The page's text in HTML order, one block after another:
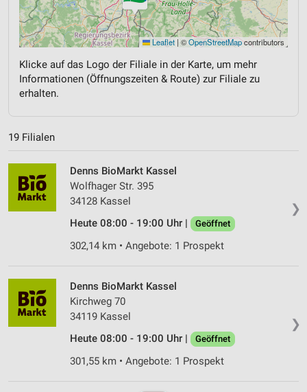
Leaflet | ©OpenStreetMapcontributors
Klicke auf das Logo der Filiale in der Karte, um mehr
Informationen (Öffnungszeiten & Route) zur Filiale zu
erhalten.
19 Filialen
❯
Denns BioMarkt Kassel
Wolfhager Str. 395
34128 Kassel
Heute 08:00 - 19:00 Uhr |
Geöffnet
302,14 km • Angebote: 1 Prospekt
❯
Denns BioMarkt Kassel
Kirchweg 70
34119 Kassel
Heute 08:00 - 19:00 Uhr |
Geöffnet
301,55 km • Angebote: 1 Prospekt